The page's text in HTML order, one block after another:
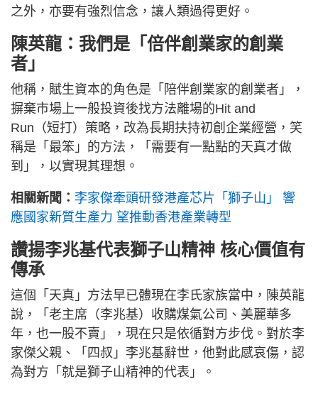
之外，亦要有強烈信念，讓人類過得更好。
陳英龍：我們是「倍伴創業家的創業
者」
他稱，賦生資本的角色是「陪伴創業家的創業者」，
摒棄市場上一般投資後找方法離場的Hit and
Run（短打）策略，改為長期扶持初創企業經營，笑
稱是「最笨」的方法，「需要有一點點的天真才做
到」，以實現其理想。
相關新聞： 李家傑牽頭研發港產芯片「獅子山」 響
應國家新質生產力 望推動香港產業轉型
讚揚李兆基代表獅子山精神 核心價值有
傳承
這個「天真」方法早已體現在李氏家族當中，陳英龍
說，「老主席（李兆基）收購煤氣公司、美麗華多
年，也一股不賣」，現在只是依循對方步伐。對於李
家傑父親、「四叔」李兆基辭世，他對此感哀傷，認
為對方「就是獅子山精神的代表」。